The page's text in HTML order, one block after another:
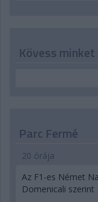
Kövess
Parc Fermé
20 órája
Az F1-es Német
Domenicali szerint